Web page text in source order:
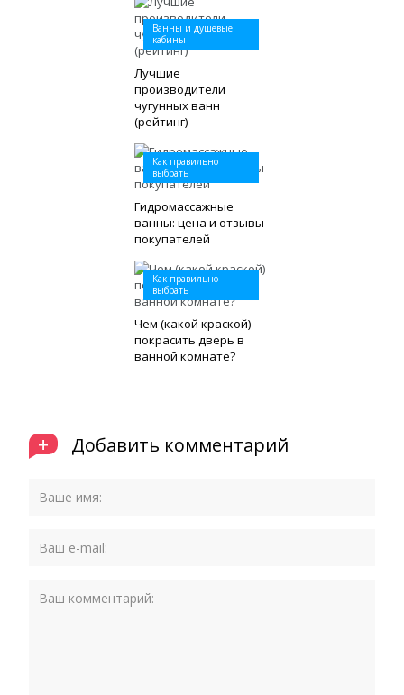
Ванны и душевые
кабины
Лучшие
производители
чугунных ванн
(рейтинг)
Как правильно
выбрать
Гидромассажные
ванны: цена и отзывы
покупателей
Как правильно
выбрать
Чем (какой краской)
покрасить дверь в
ванной комнате?
+ Добавить комментарий